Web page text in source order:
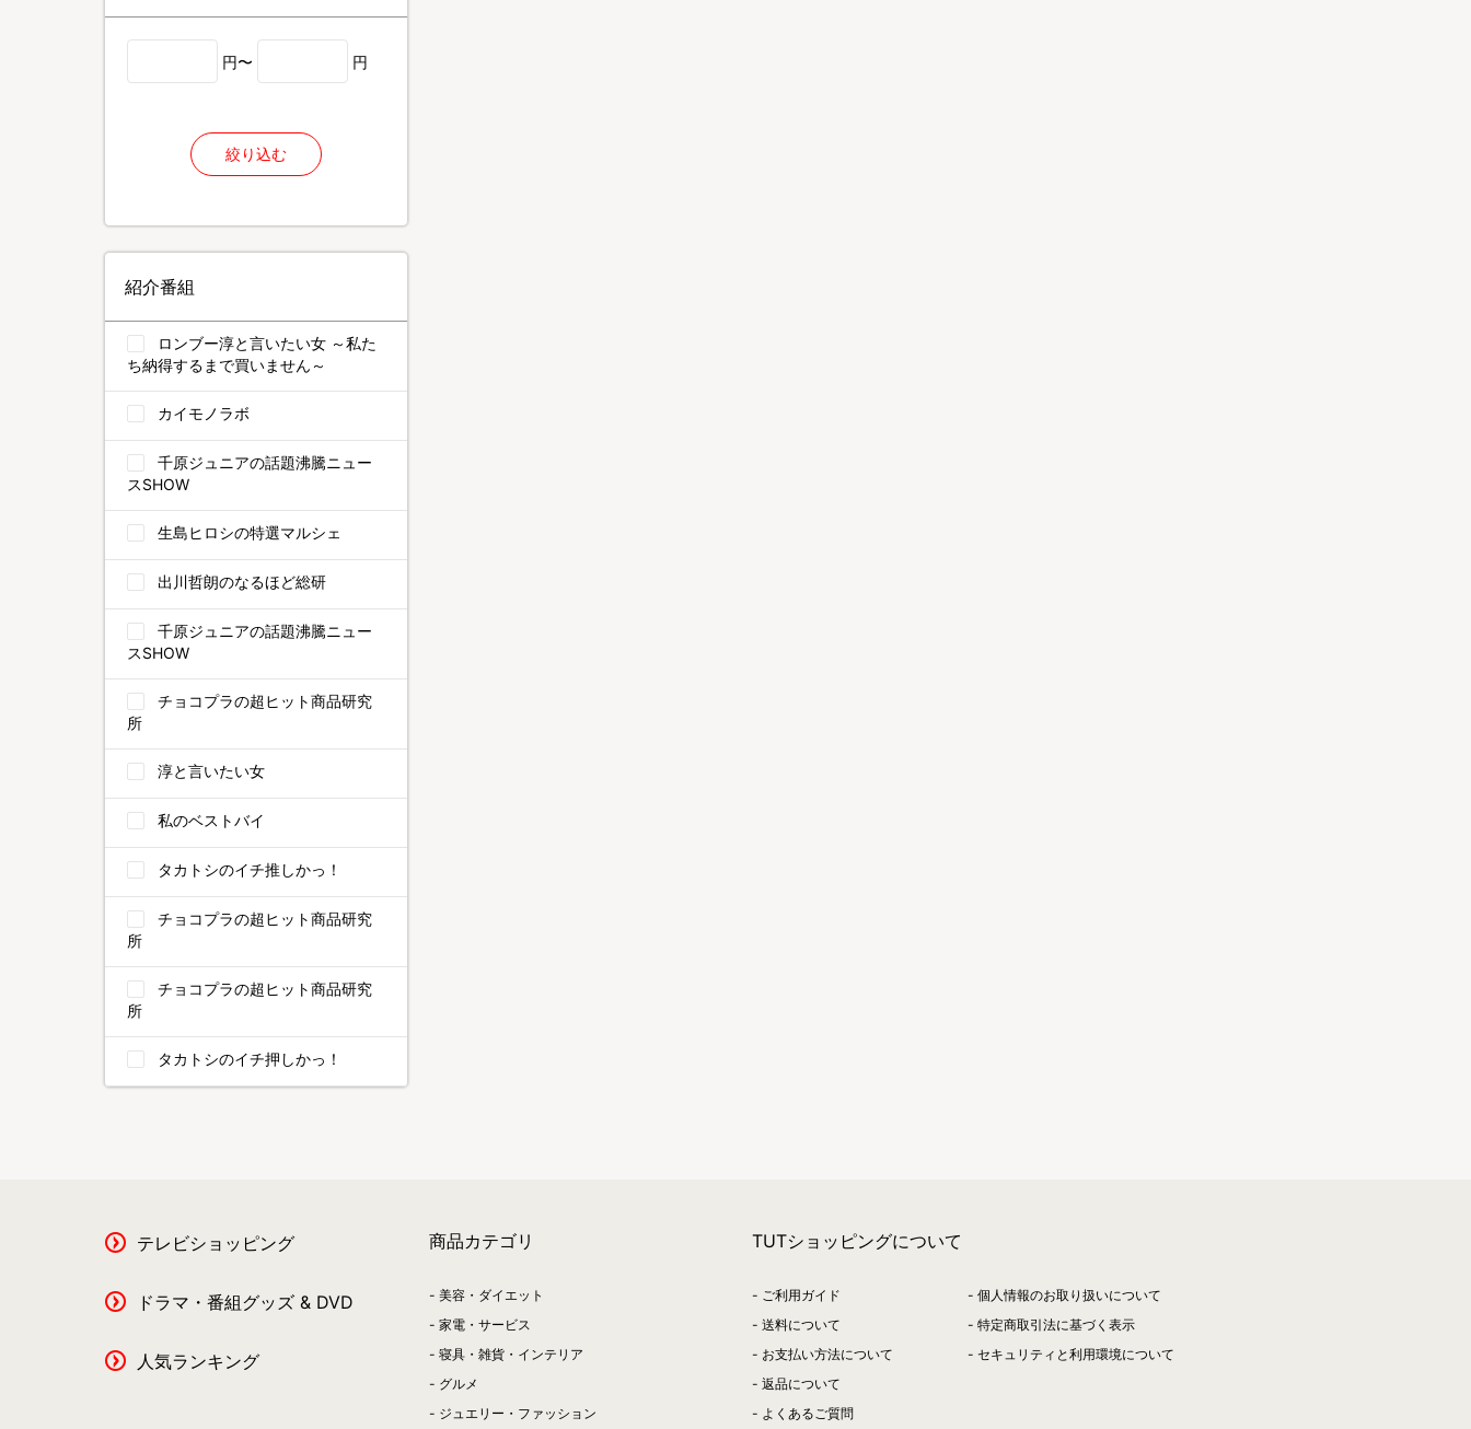
円〜 円
絞り込む
紹介番組
ロンブー淳と言いたい女 ～私た
ち納得するまで買いません～
カイモノラボ
千原ジュニアの話題沸騰ニュー
スSHOW
生島ヒロシの特選マルシェ
出川哲朗のなるほど総研
千原ジュニアの話題沸騰ニュー
スSHOW
チョコプラの超ヒット商品研究
所
淳と言いたい女
私のベストバイ
タカトシのイチ推しかっ！
チョコプラの超ヒット商品研究
所
チョコプラの超ヒット商品研究
所
タカトシのイチ押しかっ！
テレビショッピング
ドラマ・番組グッズ & DVD
人気ランキング
商品カテゴリ
美容・ダイエット
家電・サービス
寝具・雑貨・インテリア
グルメ
ジュエリー・ファッション
TUTショッピングについて
ご利用ガイド
送料について
お支払い方法について
返品について
よくあるご質問
個人情報のお取り扱いについて
特定商取引法に基づく表示
セキュリティと利用環境について